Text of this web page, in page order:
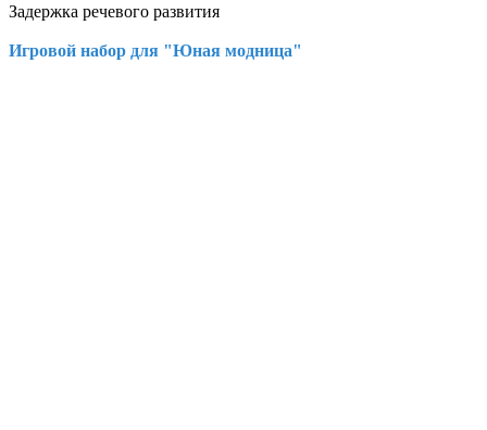
Задержка речевого развития
Игровой набор для "Юная модница"